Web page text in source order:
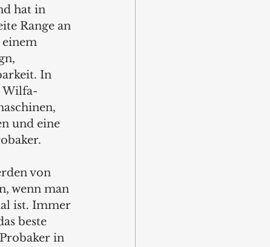
hat in
Range an
In
Wilfa-
und eine
von
wenn man
ist. Immer
beste
in